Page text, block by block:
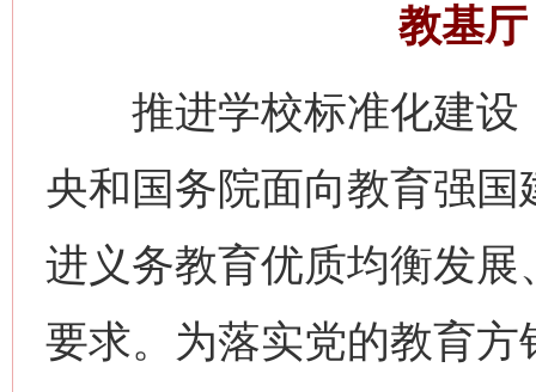
教基
推进学校标准化建设
央和国务院面向教育强
进义务教育优质均衡发
要求。为落实党的教育